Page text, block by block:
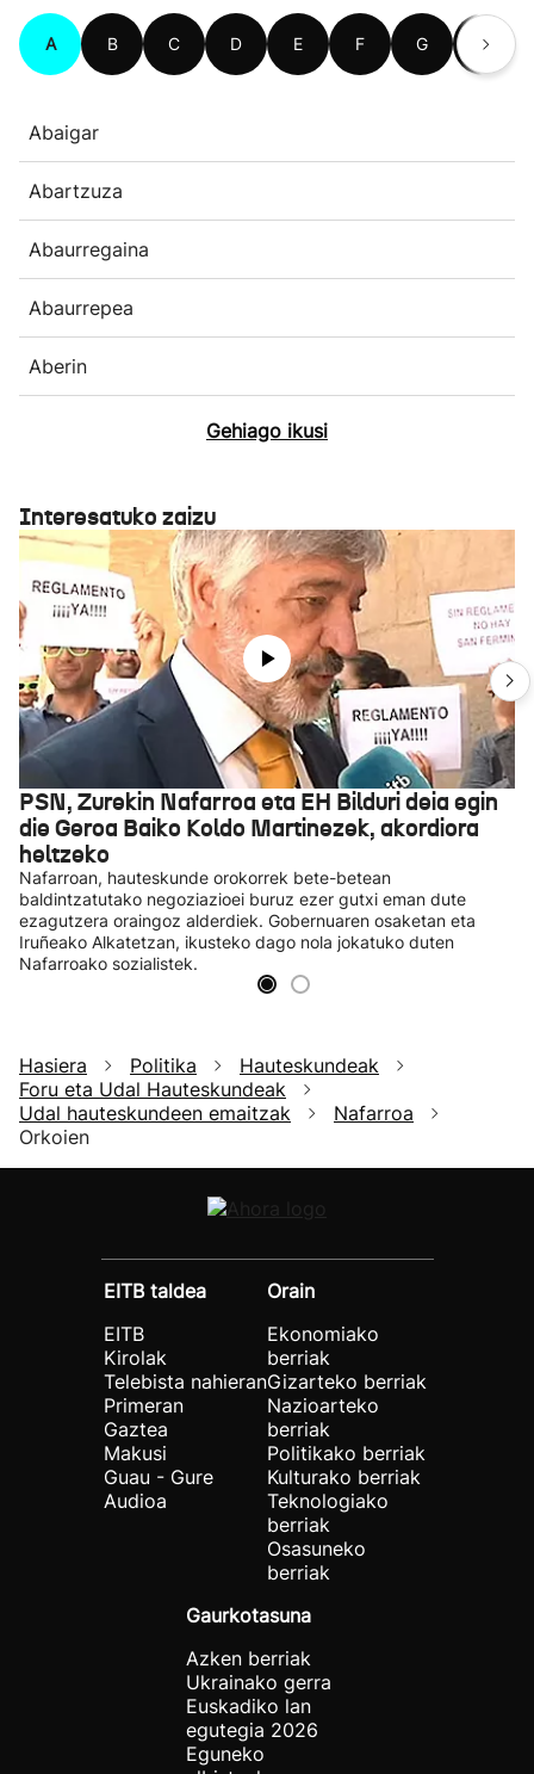
A B C D E F G H
Abaigar
Abartzuza
Abaurregaina
Abaurrepea
Aberin
Gehiago ikusi
Interesatuko zaizu
PSN, Zurekin Nafarroa eta EH Bilduri deia egin
die Geroa Baiko Koldo Martinezek, akordiora
heltzeko
Nafarroan, hauteskunde orokorrek bete-betean
baldintzatutako negoziazioei buruz ezer gutxi eman dute
ezagutzera oraingoz alderdiek. Gobernuaren osaketan eta
Iruñeako Alkatetzan, ikusteko dago nola jokatuko duten
Nafarroako sozialistek.
Hasiera Politika
Hauteskundeak
Foru eta Udal Hauteskundeak
Udal hauteskundeen emaitzak
Nafarroa
Orkoien
EITB taldea
EITB
Kirolak
Telebista nahieran
Primeran
Gaztea
Makusi
Guau - Gure
Audioa
Orain
Ekonomiako
berriak
Gizarteko berriak
Nazioarteko
berriak
Politikako berriak
Kulturako berriak
Teknologiako
berriak
Osasuneko
berriak
Gaurkotasuna
Azken berriak
Ukrainako gerra
Euskadiko lan
egutegia 2026
Eguneko